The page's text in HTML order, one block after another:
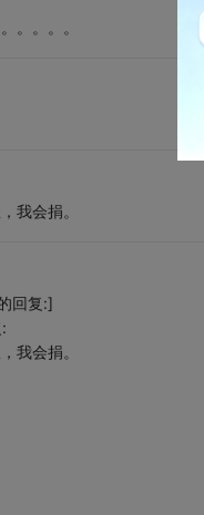
。。。。
我会捐。
回复:]
我会捐。